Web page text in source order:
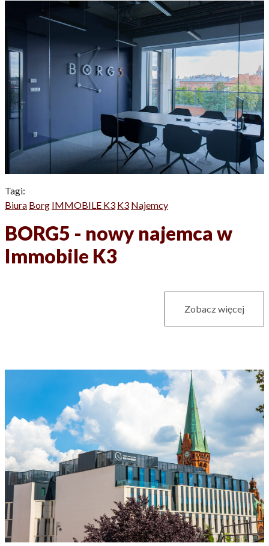
Tagi:
Biura Borg IMMOBILE K3 K3 Najemcy
BORG5 - nowy najemca w
Immobile K3
Zobacz więcej